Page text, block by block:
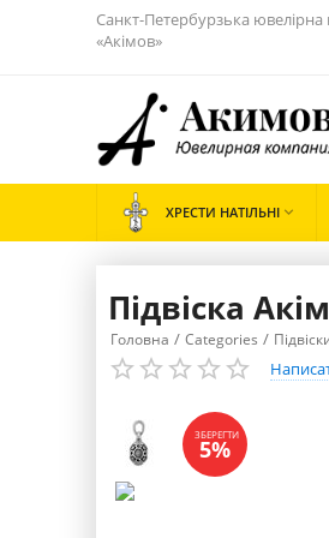
Санкт-Петербурзька ювелірна
«Акімов»
ХРЕСТИ НАТІЛЬНІ 
Підвіска
Головна / Categories /
ЗБЕРЕГТИ
5%